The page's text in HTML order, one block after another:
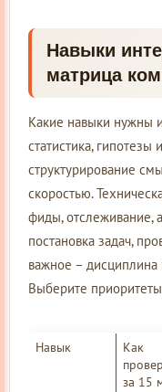
Навыки
матрица
Какие навыки нужны
статистика, гипотезы
структурирование
скоростью.
фиды, отслеживание,
постановка задач,
важное –
Выберите
Навык
Как
за 15